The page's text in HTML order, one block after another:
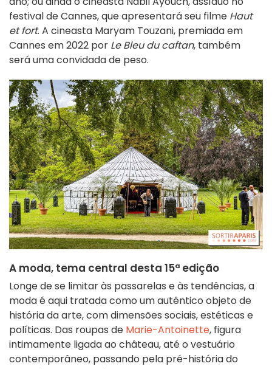
festival de Cannes, que apresentará seu filme Haut
et fort. A cineasta Maryam Touzani, premiada em
Cannes em 2022 por Le Bleu du caftan, também
será uma convidada de peso.
A moda, tema central desta 15ª edição
Longe de se limitar às passarelas e às tendências, a
moda é aqui tratada como um autêntico objeto de
história da arte, com dimensões sociais, estéticas e
políticas. Das roupas de Marie-Antoinette, figura
intimamente ligada ao château, até o vestuário
contemporâneo, passando pela pré-história do